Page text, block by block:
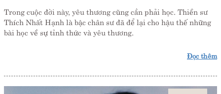
Trong cuộc đời này, yêu thương cũng cần phải học. Thiền sư
Thích Nhất Hạnh là bậc chân sư đã để lại cho hậu thế những
bài học về sự tỉnh thức và yêu thương.
Đọc thêm